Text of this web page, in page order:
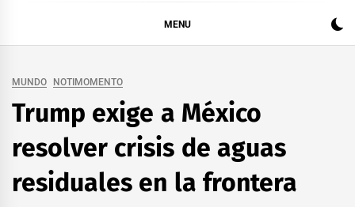
MENU
MUNDO NOTIMOMENTO
Trump exige a México
resolver crisis de aguas
residuales en la frontera